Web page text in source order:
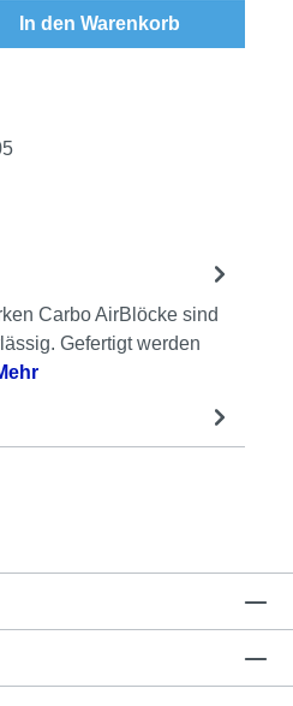
den gewünschten
In den Warenkorb
Carbo AirBlöcke sind
Gefertigt werden